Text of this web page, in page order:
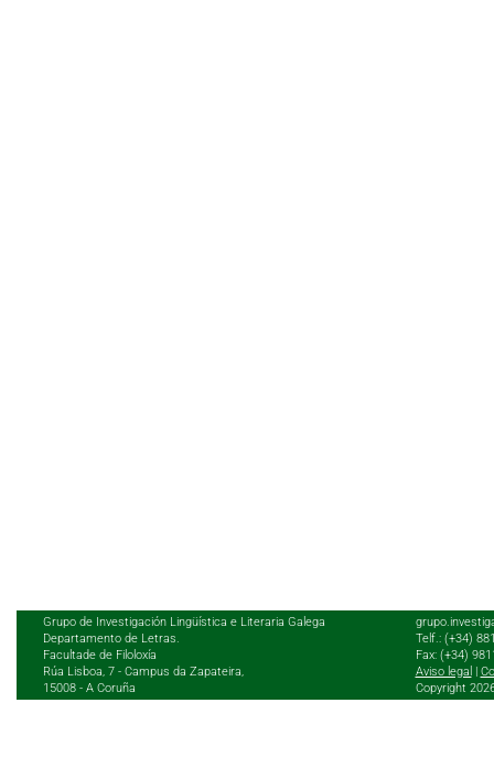
Grupo de Investigación Lingüística e Literaria Galega
Departamento de Letras.
Facultade de Filoloxía
Rúa Lisboa, 7 - Campus da Zapateira,
15008 - A Coruña
Telf.: (+34)
Fax: (+34)
Aviso legal
Copyright